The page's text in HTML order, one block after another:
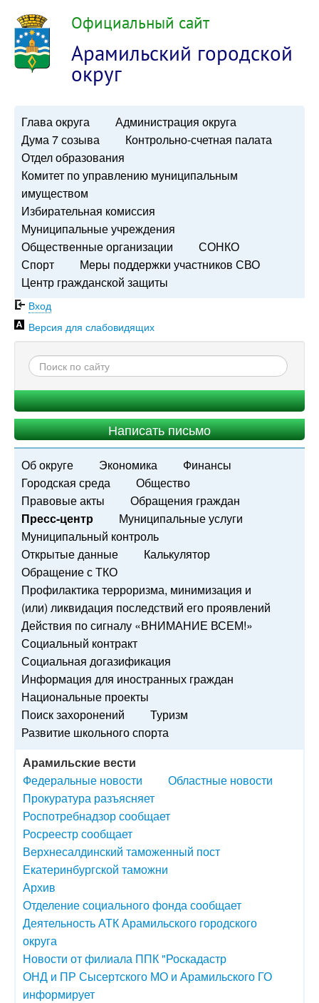
Официальный сайт
Арамильский городской
округ
Глава округа
Администрация округа
Дума 7 созыва
Контрольно-счетная палата
Отдел образования
Комитет по управлению муниципальным
имуществом
Избирательная комиссия
Муниципальные учреждения
Общественные организации
СОНКО
Спорт
Меры поддержки участников СВО
Центр гражданской защиты
Вход
Версия для слабовидящих
Написать письмо
Об округе Экономика
Финансы
Городская среда
Общество
Правовые акты
Обращения граждан
Пресс-центр
Муниципальные услуги
Муниципальный контроль
Открытые данные
Калькулятор
Обращение с ТКО
Профилактика терроризма, минимизация и
(или) ликвидация последствий его проявлений
Действия по сигналу «ВНИМАНИЕ ВСЕМ!»
Социальный контракт
Социальная догазификация
Информация для иностранных граждан
Национальные проекты
Поиск захоронений
Туризм
Развитие школьного спорта
Арамильские вести
Федеральные новости
Областные новости
Прокуратура разъясняет
Роспотребнадзор сообщает
Росреестр сообщает
Верхнесалдинский таможенный пост
Екатеринбургской таможни
Архив
Отделение социального фонда сообщает
Деятельность АТК Арамильского городского
округа
Новости от филиала ППК "Роскадастр
ОНД и ПР Сысертского МО и Арамильского ГО
информирует